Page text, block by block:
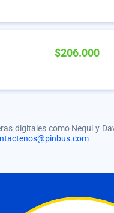
$206.000
digitales como Nequi y